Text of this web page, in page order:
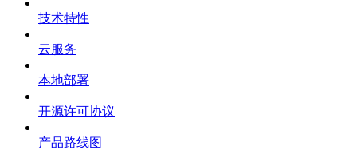
技术特性
云服务
本地部署
开源许可协议
产品路线图